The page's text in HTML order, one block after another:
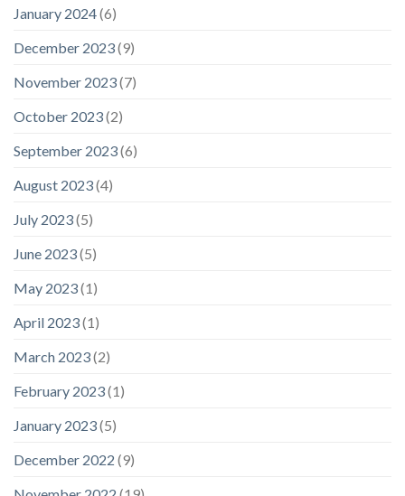
January 2024(6)
December 2023(9)
November 2023(7)
October 2023(2)
September 2023(6)
August 2023(4)
July 2023(5)
June 2023(5)
May 2023(1)
April 2023(1)
March 2023(2)
February 2023(1)
January 2023(5)
December 2022 (9)